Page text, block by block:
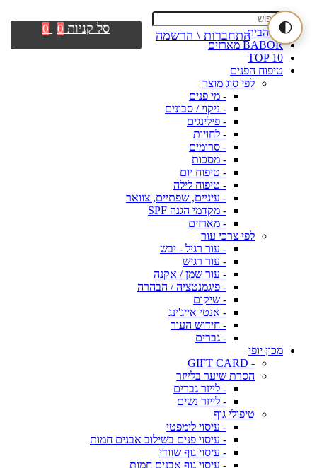
🌓דף הבית
BABOR מארזים
TOP 10
טיפוח הפנים
לפי סוג מוצר
- מי פנים
- ניקוי / סבונים
- פילינגים
- לחויות
- סרומים
- מסכות
- טיפוח יום
- טיפוח לילה
- עיניים, שפתיים, צוואר
- מקדמי הגנה SPF
- מארזים
לפי צרכי עור
- עור רגיל - יבש
- עור רגיש
- עור שמן / אקנה
- פיגמנטציה / הבהרה
- שיקום
- אנטי אייג'ינג
- חידוש העור
- גברים
מכון יופי
- GIFT CARD
הסרת שיער בלייזר
- לייזר גברים
- לייזר נשים
טיפולי גוף
- עיסוי לימפטי
- עיסוי פנים בשילוב אבנים חמות
- עיסוי גוף שוודי
- עיסוי גוף אבנים חמות
התחברות \ הרשמה סל קניות 0
0